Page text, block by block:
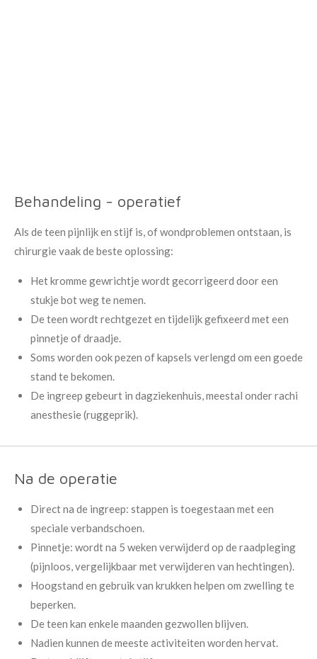
Behandeling - operatief
Als de teen pijnlijk en stijf is, of wondproblemen ontstaan, is
chirurgie vaak de beste oplossing:
Het kromme gewrichtje wordt gecorrigeerd door een
stukje bot weg te nemen.
De teen wordt rechtgezet en tijdelijk gefixeerd met een
pinnetje of draadje.
Soms worden ook pezen of kapsels verlengd om een goede
stand te bekomen.
De ingreep gebeurt in dagziekenhuis, meestal onder rachi
anesthesie (ruggeprik).
Na de operatie
Direct na de ingreep: stappen is toegestaan met een
speciale verbandschoen.
Pinnetje: wordt na 5 weken verwijderd op de raadpleging
(pijnloos, vergelijkbaar met verwijderen van hechtingen).
Hoogstand en gebruik van krukken helpen om zwelling te
beperken.
De teen kan enkele maanden gezwollen blijven.
Nadien kunnen de meeste activiteiten worden hervat.